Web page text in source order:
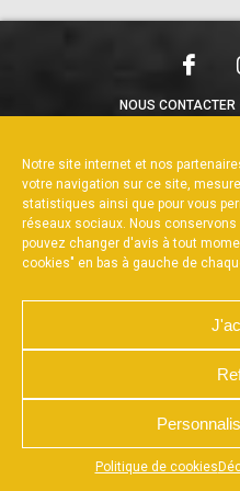
Notre site internet et nos
votre navigation sur ce site,
statistiques ainsi que pour vous
réseaux sociaux. Nous
pouvez changer d'avis à tout
cookies" en bas à gauche de
Politique de cookies
Appuyez sur le bouton partager
NOUS CONTACTER
RÉALISÉ PAR